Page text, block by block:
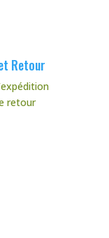
Retour
retour